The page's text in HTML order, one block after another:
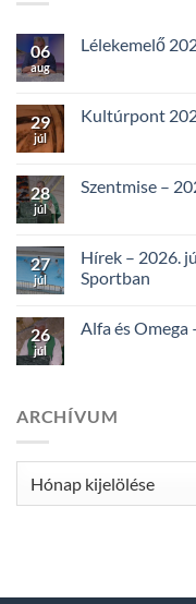
06
aug
Lélekemelő
29
júl
Kultúrpont
28
júl
Szentmise –
27
júl
Hírek – 2026.
Sportban
26
júl
Alfa és Omega
ARCHÍVUM